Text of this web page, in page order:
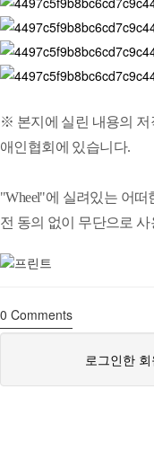
※ 본지에 실린 내용의 저
애인협회에 있습니다.
"Wheel"에 실려있는 어
전 동의 없이 무단으로
0 Comments
로그인한